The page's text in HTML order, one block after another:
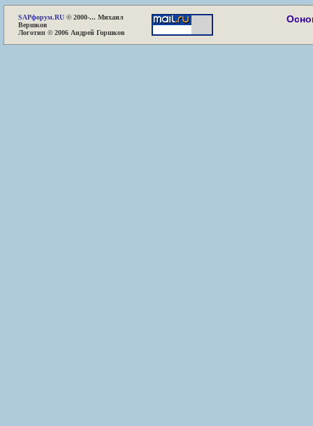
SAPфорум.RU © 2000-... Михаил
Вершков
Логотип © 2006 Андрей Горшков